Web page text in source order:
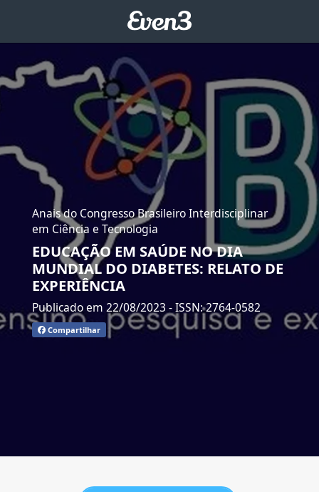
Anais do Congresso Brasileiro Interdisciplinar
em Ciência e Tecnologia
EDUCAÇÃO EM SAÚDE NO DIA
MUNDIAL DO DIABETES: RELATO DE
EXPERIÊNCIA
Publicado em 22/08/2023 - ISSN: 2764-0582
Compartilhar